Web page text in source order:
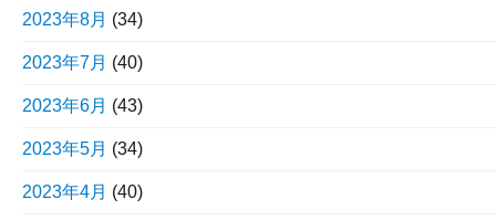
2023年8月 (34)
2023年7月 (40)
2023年6月 (43)
2023年5月 (34)
2023年4月 (40)